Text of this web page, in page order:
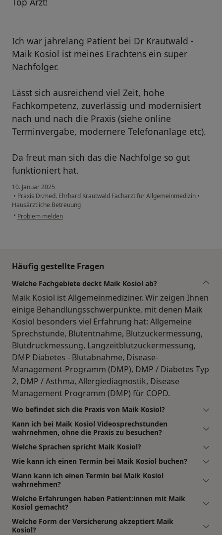
Ich war jahrelang Patient bei Dr Krautwald -
Maik Kosiol ist meines Erachtens ein super
Nachfolger.
Lässt sich ausreichend viel Zeit, hohe
Fachkompetenz, zuverlässig und modernisiert
nach und nach die Praxis (siehe online
Terminvergabe, modernere Telefonanlage etc).
Da freut man sich das die Nachfolge so gut
funktioniert hat.
10. Januar 2025
• Praxis Dr.med. Ehrhard Krautwald Facharzt für Allgemeinmedizin •
Hausärztliche Betreuung
• Problem melden
Häufig gestellte Fragen
Welche Fachgebiete deckt Maik Kosiol ab?
Maik Kosiol ist Allgemeinmediziner. Wir zeigen Ihnen
einige Behandlungsschwerpunkte, mit denen Maik
Kosiol besonders viel Erfahrung hat: Allgemeine
Sprechstunde, Blutentnahme, Blutzuckermessung,
Blutdruckmessung, Langzeitblutzuckermessung,
DMP Diabetes - Blutabnahme, Disease-
Management-Programm (DMP), DMP / Diabetes Typ
2, DMP / Asthma, Allergiediagnostik, Disease
Management Programm (DMP) für COPD.
Wo befindet sich die Praxis von Maik Kosiol?
Kann ich bei Maik Kosiol Videosprechstunden
wahrnehmen, ohne die Praxis zu besuchen?
Welche Sprachen spricht Maik Kosiol?
Wie kann ich einen Termin bei Maik Kosiol buchen?
Wann kann ich einen Termin bei Maik Kosiol
wahrnehmen?
Welche Erfahrungen haben Patient:innen mit Maik
Kosiol gemacht?
Welche Form der Versicherung akzeptiert Maik
Kosiol?